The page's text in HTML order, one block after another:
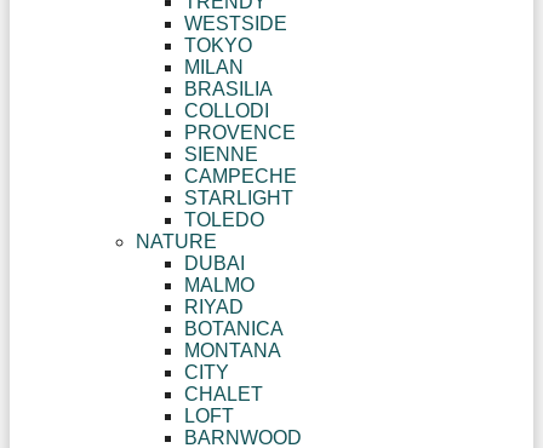
WESTSIDE
TOKYO
MILAN
BRASILIA
COLLODI
PROVENCE
SIENNE
CAMPECHE
STARLIGHT
TOLEDO
NATURE
DUBAI
MALMO
RIYAD
BOTANICA
MONTANA
CITY
CHALET
LOFT
BARNWOOD